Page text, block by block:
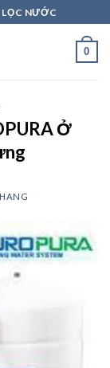
NƯỚC
0
Ở